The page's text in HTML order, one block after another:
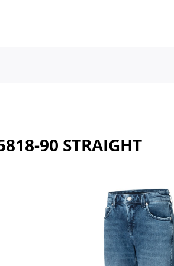
90 STRAIGHT